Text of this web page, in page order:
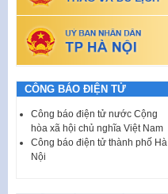
CÔNG BÁO ĐIỆN TỬ
Công báo điện tử nước Cộng
hòa xã hội chủ nghĩa Việt Nam
Công báo điện tử thành phố Hà
Nội